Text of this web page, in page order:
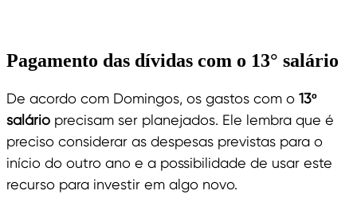
Pagamento das dívidas com o 13° salário
De acordo com Domingos, os gastos com o 13º
salário precisam ser planejados. Ele lembra que é
preciso considerar as despesas previstas para o
início do outro ano e a possibilidade de usar este
recurso para investir em algo novo.